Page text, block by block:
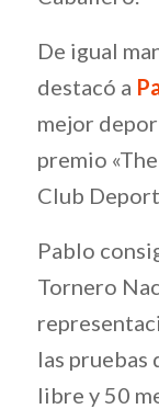
De igual
destacó a
mejor
premio
Club
Pablo
Tornero
las pruebas
libre y 50